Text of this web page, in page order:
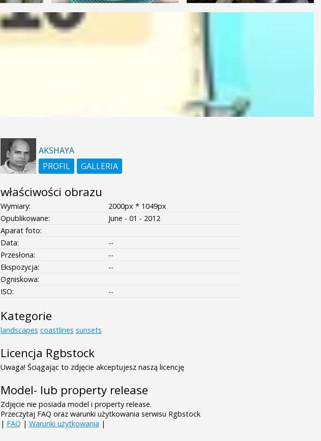
AKSHAYA
PROFIL
GALLERIA
właściwości obrazu
Wymiary:
2000px * 1049px
Opublikowane:
June - 01 - 2012
Aparat foto:
Data:
--
Przesłona:
--
Ekspozycja:
--
Ogniskowa:
ISO:
--
Kategorie
landscapes coastlines sunsets
Licencja Rgbstock
Uwaga! Ściągając to zdjęcie akceptujesz naszą licencję
Model- lub property release
Zdjęcie nie posiada model i property release.
Przeczytaj FAQ oraz warunki użytkowania serwisu Rgbstock
| FAQ | Warunki użytkowania |